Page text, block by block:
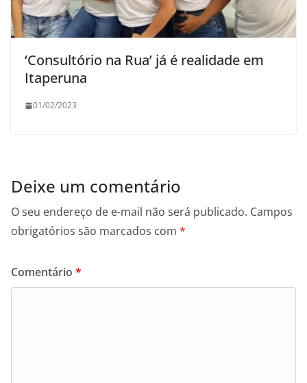
‘Consultório na Rua’ já é realidade em
Itaperuna
01/02/2023
Deixe um comentário
O seu endereço de e-mail não será publicado. Campos
obrigatórios são marcados com *
Comentário *